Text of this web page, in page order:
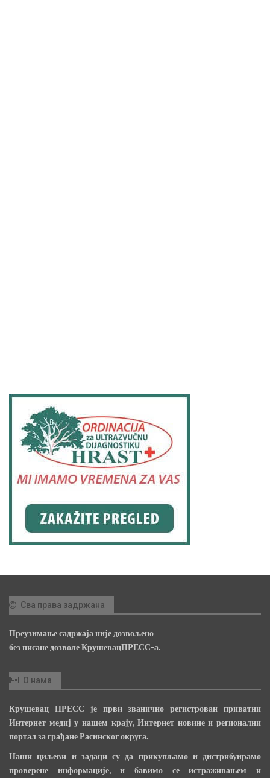
Сва права задржана
Преузимање садржаја није дозвољено
без писане дозволе КрушевацПРЕСС-а.
О нама
Крушевац ПРЕСС је први званично регистрован приватни
Интернет медиј у нашем крају, Интернет новине и регионални
портал за грађане Расинског округа.
Наши циљеви и задаци су да прикупљамо и дистрибуирамо
проверене информације, и бавимо се истраживањем и